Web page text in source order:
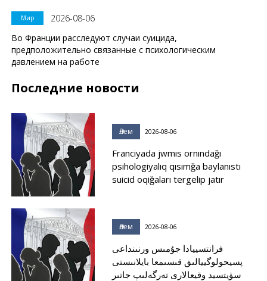
Мир
2026-08-06
Во Франции расследуют случаи суицида,
предположительно связанные с психологическим
давлением на работе
Последние новости
Әлем 2026-08-06
Franciyada jwmıs ornındağı
psihologiyalıq qısımğa baylanıstı
suicid oqiğaları tergelip jatır
Әлем 2026-08-06
فرانتسييادا جۇمىس ورنىنداعى
پسيحولوگييالىق قىسىمعا بايلانىستى
سۋيتسيد وقيعالارى تەرگەلىپ جاتىر